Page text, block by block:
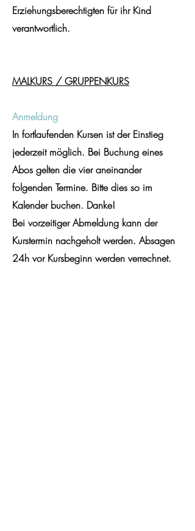
Erziehungsberechtigten für ihr Kind
verantwortlich.
MALKURS / GRUPPENKURS
Anmeldung
In fortlaufenden Kursen ist der Einstieg
jederzeit möglich. Bei Buchung eines
Abos gelten die vier aneinander
folgenden Termine. Bitte dies so im
Kalender buchen. Danke!
Bei vorzeitiger Abmeldung kann der
Kurstermin nachgeholt werden. Absagen
24h vor Kursbeginn werden verrechnet.